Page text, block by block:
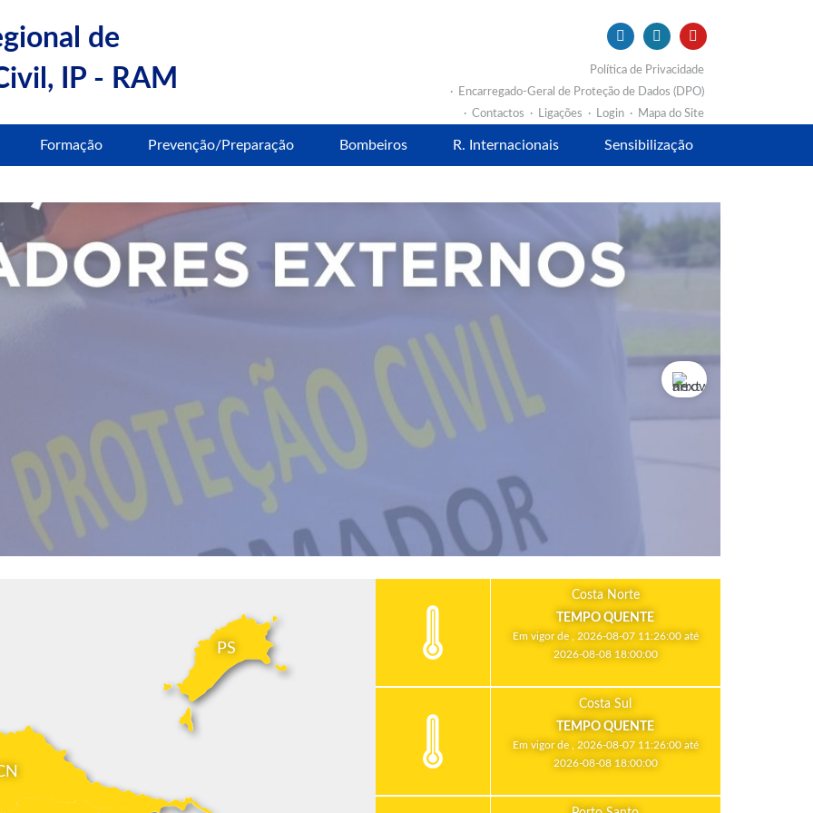
de
IP - RAM
Política de Privacidade
Encarregado-Geral de Proteção de Dados (DPO)
Contactos
Ligações Login Mapa do Site
Formação Prevenção/Preparação Bombeiros R. Internacionais Sensibilização
PS
Costa Norte
TEMPO QUENTE
Em vigor de , 2026-08-07 11:26:00 até
2026-08-08 18:00:00
Costa Sul
TEMPO QUENTE
Em vigor de , 2026-08-07 11:26:00 até
2026-08-08 18:00:00